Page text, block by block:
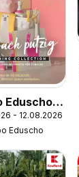
Eduscho
Magazin
- 12.08.2026
Eduscho